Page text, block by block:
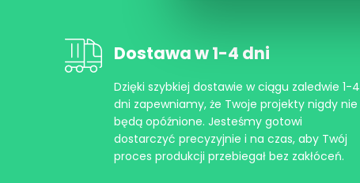
Dostawa w 1-4 dni
Dzięki szybkiej dostawie w ciągu zaledwie 1-4
dni zapewniamy, że Twoje projekty nigdy nie
będą opóźnione. Jesteśmy gotowi
dostarczyć precyzyjnie i na czas, aby Twój
proces produkcji przebiegał bez zakłóceń.